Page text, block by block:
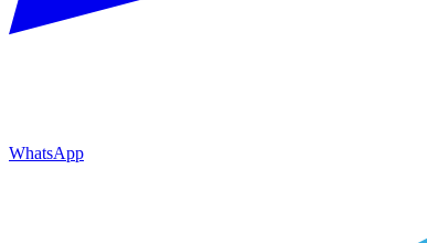
WhatsApp